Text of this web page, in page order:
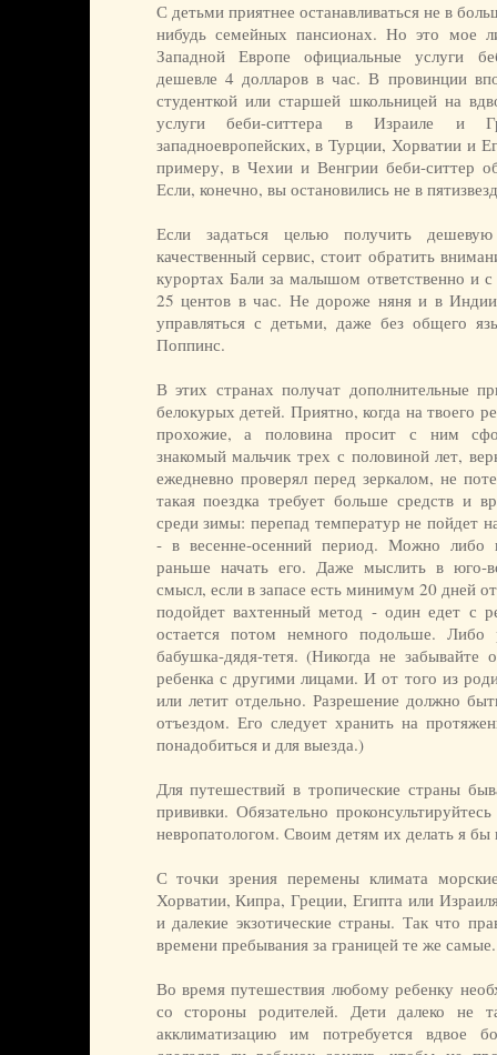
С детьми приятнее останавливаться не в
нибудь семейных пансионах. Но это мое
Западной Европе официальные услуги
дешевле 4 долларов в час. В провинции
студенткой или старшей школьницей на
услуги беби-ситтера в Израиле и
западноевропейских, в Турции, Хорватии и
примеру, в Чехии и Венгрии беби-ситтер
Если, конечно, вы остановились не в
Если задаться целью получить
качественный сервис, стоит обратить
курортах Бали за малышом ответственно и
25 центов в час. Не дороже няня и в
управляться с детьми, даже без общего
Поппинс.
В этих странах получат дополнительные
белокурых детей. Приятно, когда на твоего
прохожие, а половина просит с ним
знакомый мальчик трех с половиной лет,
ежедневно проверял перед зеркалом, не
такая поездка требует больше средств и
среди зимы: перепад температур не пойдет
- в весенне-осенний период. Можно либо
раньше начать его. Даже мыслить в юго-
смысл, если в запасе есть минимум 20 дней
подойдет вахтенный метод - один едет с
остается потом немного подольше. Либо
бабушка-дядя-тетя. (Никогда не забывайте
ребенка с другими лицами. И от того из
или летит отдельно. Разрешение должно
отъездом. Его следует хранить на
понадобиться и для выезда.)
Для путешествий в тропические страны
прививки. Обязательно
невропатологом. Своим детям их делать я бы
С точки зрения перемены климата
Хорватии, Кипра, Греции, Египта или
и далекие экзотические страны. Так что
времени пребывания за границей те же самые.
Во время путешествия любому ребенку
со стороны родителей. Дети далеко
акклиматизацию им потребуется вдвое